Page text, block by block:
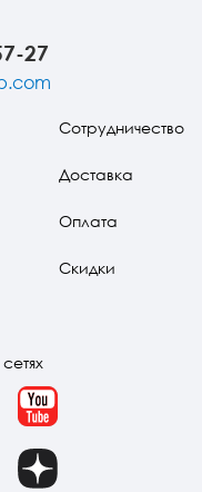
27
Сотрудничество
Доставка
Оплата
Скидки
YouTube
Dzen